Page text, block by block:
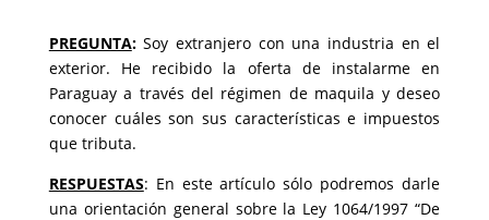
PREGUNTA:Soy extranjero con una industria en el
exterior. He recibido la oferta de instalarme en
Paraguay a través del régimen de maquila y deseo
conocer cuáles son sus características e impuestos
que tributa.
RESPUESTAS: En este artículo sólo podremos darle
una orientación general sobre la Ley 1064/1997 “De